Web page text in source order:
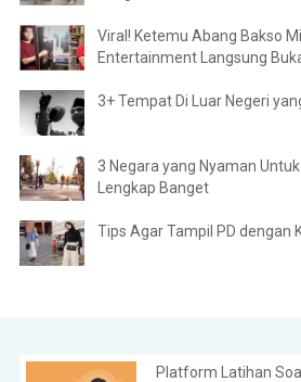
Viral! Ketemu Abang Bakso
Entertainment Langsung
3+ Tempat Di Luar Negeri
3 Negara yang Nyaman
Lengkap Banget
Tips Agar Tampil PD dengan
Platform Latihan